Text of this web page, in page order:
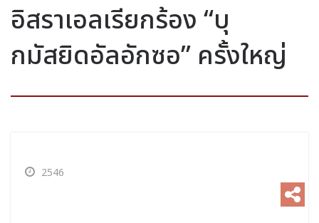
อิสราเอลเรียกร้อง “บุ
กมัสยิดอัลอักซอ” ครั้งใหญ่
2546